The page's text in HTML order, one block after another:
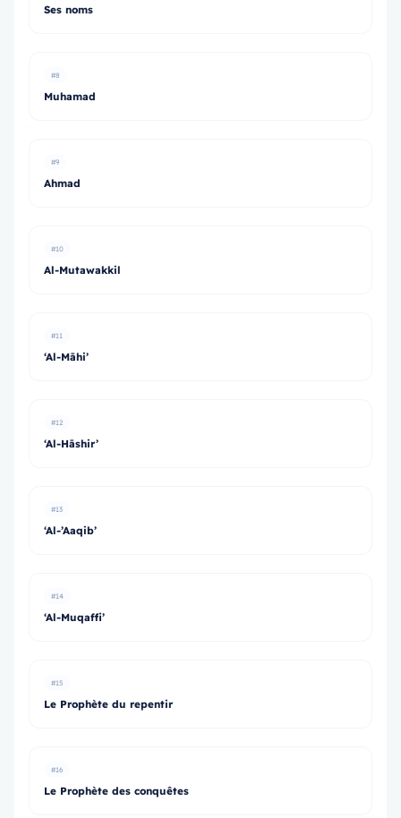
Ses noms
#8
Muhamad
#9
Ahmad
#10
Al-Mutawakkil
#11
‘Al-Māhi’
#12
‘Al-Hāshir’
#13
‘Al-’Aaqib’
#14
‘Al-Muqaffi’
#15
Le Prophète du repentir
#16
Le Prophète des conquêtes